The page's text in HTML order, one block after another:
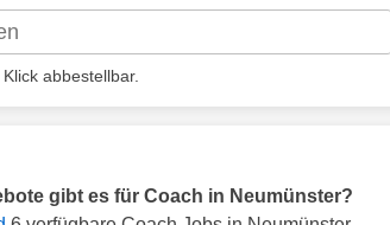
abbestellbar.
gibt es für Coach in Neumünster?